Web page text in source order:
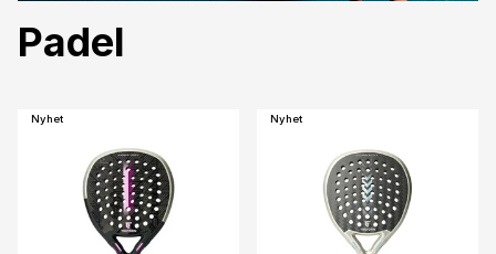
Padel
Nyhet Nyhet